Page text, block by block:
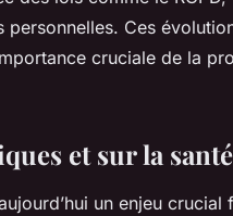
personnelles. Ces
cruciale de la
et sur la
un enjeu crucial